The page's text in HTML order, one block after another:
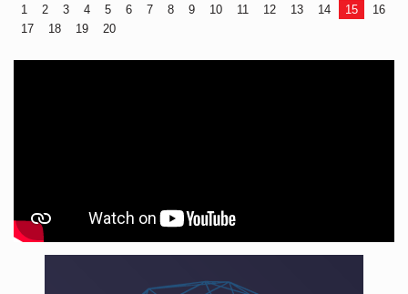
1 2 3 4 5 6 7 8 9 10 11 12 13 14 15
16
17
18 19 20